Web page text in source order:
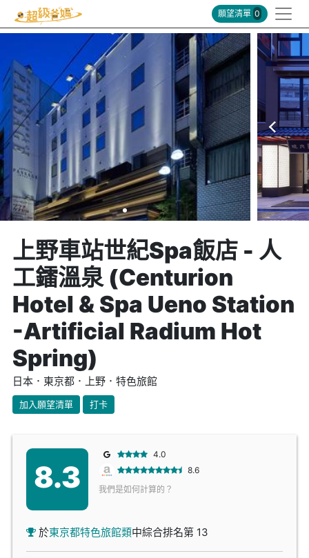
願望清單 0
上野車站世紀Spa飯店 - 人
工鐳溫泉 (Centurion
Hotel & Spa Ueno Station
-Artificial Radium Hot
Spring)
日本．東京都．上野．特色旅館
加入願望清單 打卡
8.3
4.0
8.6
我們是如何計算的？
於東京都特色旅館類中綜合排名第 13